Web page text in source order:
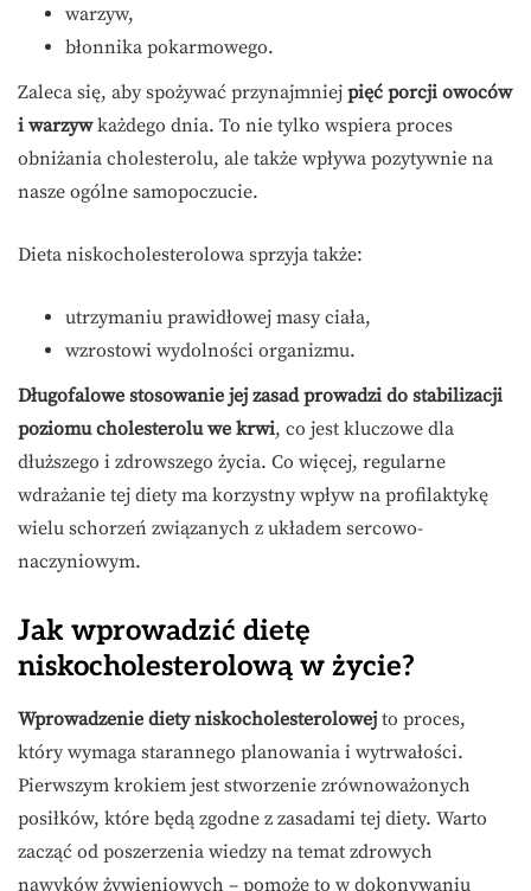
warzyw,
błonnika pokarmowego.
Zaleca się, aby spożywać przynajmniej pięć porcji owoców
i warzywkażdego dnia. To nie tylko wspiera proces
obniżania cholesterolu, ale także wpływa pozytywnie na
nasze ogólne samopoczucie.
Dieta niskocholesterolowa sprzyja także:
utrzymaniu prawidłowej masy ciała,
wzrostowi wydolności organizmu.
Długofalowe stosowanie jej zasad prowadzi do stabilizacji
poziomu cholesterolu we krwi, co jest kluczowe dla
dłuższego i zdrowszego życia. Co więcej, regularne
wdrażanie tej diety ma korzystny wpływ na profilaktykę
wielu schorzeń związanych z układem sercowo-
naczyniowym.
Jak wprowadzić dietę
niskocholesterolową w życie?
Wprowadzenie diety niskocholesterolowej to proces,
który wymaga starannego planowania i wytrwałości.
Pierwszym krokiem jest stworzenie zrównoważonych
posiłków, które będą zgodne z zasadami tej diety. Warto
zacząć od poszerzenia wiedzy na temat zdrowych
nawyków żywieniowych – pomoże to w dokonywaniu